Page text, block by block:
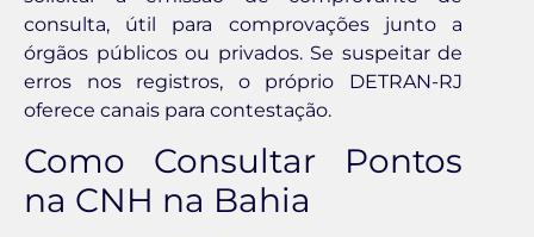
consulta, útil para comprovações junto a
órgãos públicos ou privados. Se suspeitar de
erros nos registros, o próprio DETRAN-RJ
oferece canais para contestação.
Como Consultar Pontos
na CNH na Bahia